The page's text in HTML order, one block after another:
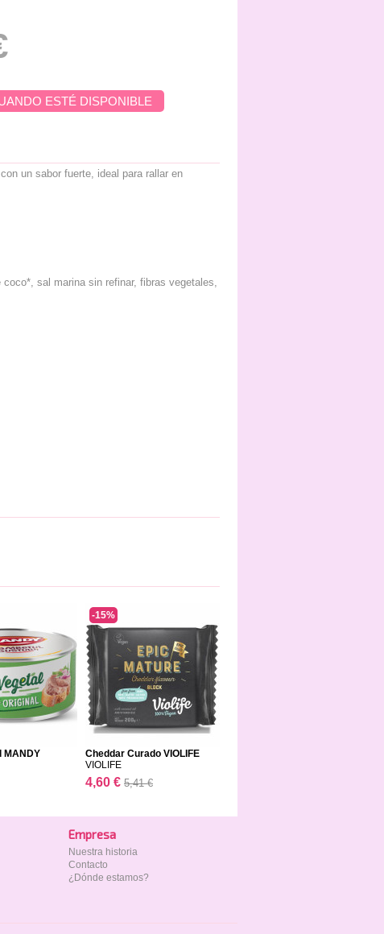
ESTÉ DISPONIBLE
un sabor fuerte, ideal para rallar en
sal marina sin refinar, fibras vegetales,
MANDY
Cheddar Curado VIOLIFE
VIOLIFE
4,60 € 5,41 €
-15%
Empresa
Nuestra historia
Contacto
¿Dónde estamos?